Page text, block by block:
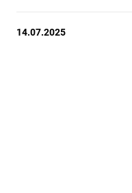
14.07.2025